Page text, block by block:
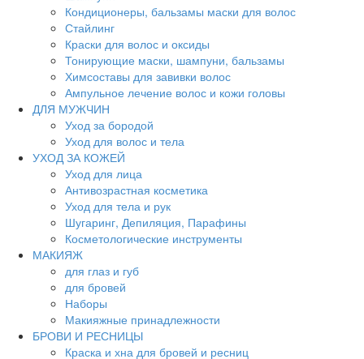
Кондиционеры, бальзамы маски для волос
Стайлинг
Краски для волос и оксиды
Тонирующие маски, шампуни, бальзамы
Химсоставы для завивки волос
Ампульное лечение волос и кожи головы
ДЛЯ МУЖЧИН
Уход за бородой
Уход для волос и тела
УХОД ЗА КОЖЕЙ
Уход для лица
Антивозрастная косметика
Уход для тела и рук
Шугаринг, Депиляция, Парафины
Косметологические инструменты
МАКИЯЖ
для глаз и губ
для бровей
Наборы
Макияжные принадлежности
БРОВИ И РЕСНИЦЫ
Краска и хна для бровей и ресниц